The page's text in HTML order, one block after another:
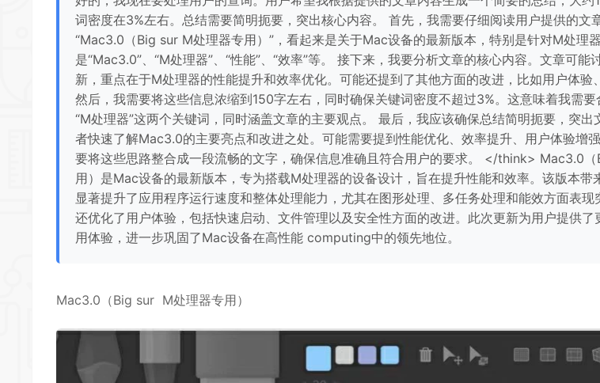
词密度在3%左右。总结需要简明扼要，突出核心内容。 首先，我需要仔细阅读用户提供的文
“Mac3.0（Big sur M处理器专用）”，看起来是关于Mac设备的最新版本，特别是针对M处理
是“Mac3.0”、“M处理器”、“性能”、“效率”等。 接下来，我要分析文章的核心内容。文章可能
新，重点在于M处理器的性能提升和效率优化。可能还提到了其他方面的改进，比如用户体验
然后，我需要将这些信息浓缩到150字左右，同时确保关键词密度不超过3%。这意味着我需要
“M处理器”这两个关键词，同时涵盖文章的主要观点。 最后，我应该确保总结简明扼要，突出
者快速了解Mac3.0的主要亮点和改进之处。可能需要提到性能优化、效率提升、用户体验增
要将这些思路整合成一段流畅的文字，确保信息准确且符合用户的要求。 </think> Mac3.0
用）是Mac设备的最新版本，专为搭载M处理器的设备设计，旨在提升性能和效率。该版本带
显著提升了应用程序运行速度和整体处理能力，尤其在图形处理、多任务处理和能效方面表
还优化了用户体验，包括快速启动、文件管理以及安全性方面的改进。此次更新为用户提供了
用体验，进一步巩固了Mac设备在高性能 computing中的领先地位。
Mac3.0（Big sur M处理器专用）